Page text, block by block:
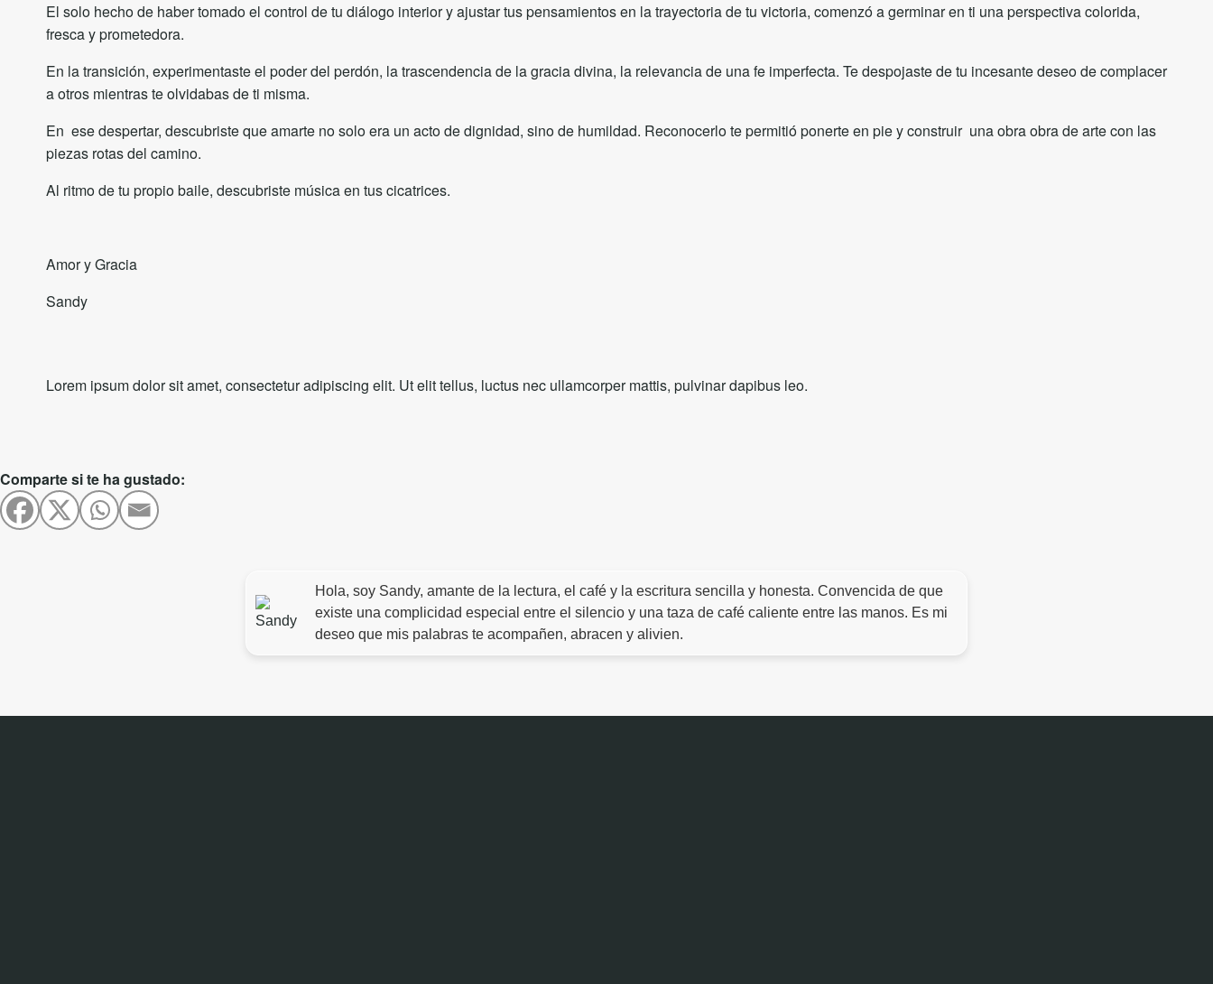
El solo hecho de haber tomado el control de tu diálogo interior y ajustar tus pensamientos en la trayectoria de tu victoria, comenzó a germinar en ti una perspectiva colorida,
fresca y prometedora.
En la transición, experimentaste el poder del perdón, la trascendencia de la gracia divina, la relevancia de una fe imperfecta. Te despojaste de tu incesante deseo de complacer
a otros mientras te olvidabas de ti misma.
En ese despertar, descubriste que amarte no solo era un acto de dignidad, sino de humildad. Reconocerlo te permitió ponerte en pie y construir una obra obra de arte con las
piezas rotas del camino.
Al ritmo de tu propio baile, descubriste música en tus cicatrices.
Amor y Gracia
Sandy
Lorem ipsum dolor sit amet, consectetur adipiscing elit. Ut elit tellus, luctus nec ullamcorper mattis, pulvinar dapibus leo.
Comparte si te ha gustado:
Hola, soy Sandy, amante de la lectura, el café y la escritura sencilla y honesta. Convencida de que
existe una complicidad especial entre el silencio y una taza de café caliente entre las manos. Es mi
deseo que mis palabras te acompañen, abracen y alivien.